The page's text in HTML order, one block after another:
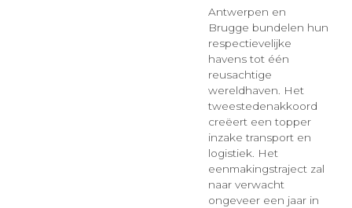
Antwerpen en
Brugge bundelen hun
respectievelijke
havens tot één
reusachtige
wereldhaven. Het
tweestedenakkoord
creëert een topper
inzake transport en
logistiek. Het
eenmakingstraject zal
naar verwacht
ongeveer een jaar in